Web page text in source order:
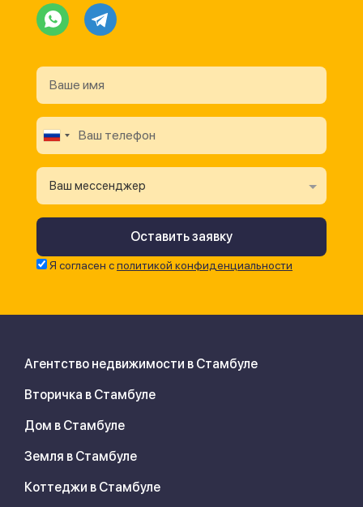
Ваш мессенджер
Я согласен сполитикой конфиденциальности
Агентство недвижимости в Стамбуле
Вторичка в Стамбуле
Дом в Стамбуле
Земля в Стамбуле
Коттеджи в Стамбуле